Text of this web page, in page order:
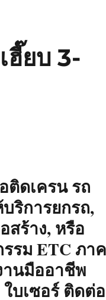
ฮี๊ยบ 3-
ติดเครน รถ
ริการยกรถ,
สร้าง, หรือ
รม ETC ภาค
นมืออาชีพ
บเซอร์ ติดต่อ